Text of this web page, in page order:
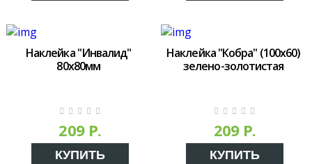
Наклейка "Инвалид"
80х80мм
209 Р.
КУПИТЬ
Наклейка "Кобра" (100х60)
зелено-золотистая
209 Р.
КУПИТЬ